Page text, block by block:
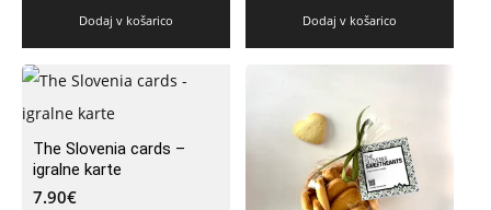
Dodaj v košarico Dodaj v košarico
The Slovenia cards –
igralne karte
7.90€